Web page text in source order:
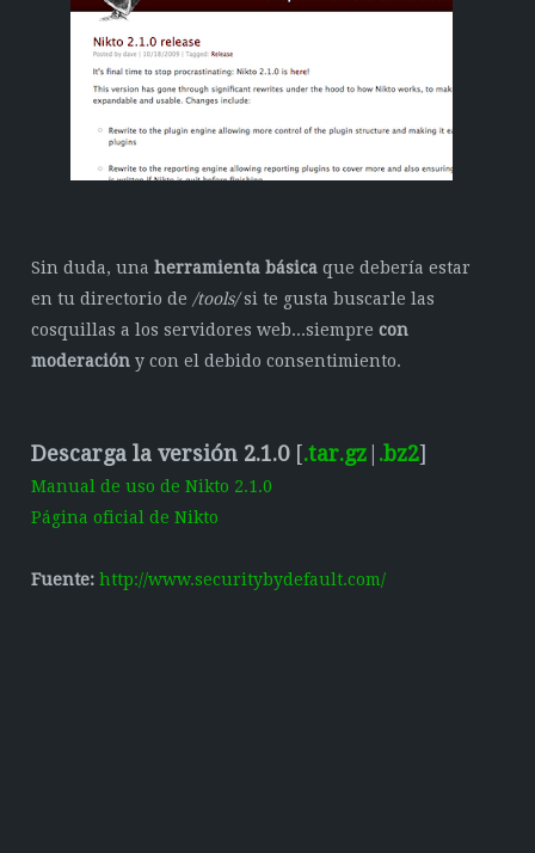
Sin duda, unaherramienta básica que debería estar
en tu directorio de /tools/si te gusta buscarle las
cosquillas a los servidores web...siemprecon
moderación y con el debido consentimiento.
Descarga la versión 2.1.0[.tar.gz .bz2]
Manual de uso de Nikto 2.1.0
Página oficial de Nikto
Fuente: http://www.securitybydefault.com/